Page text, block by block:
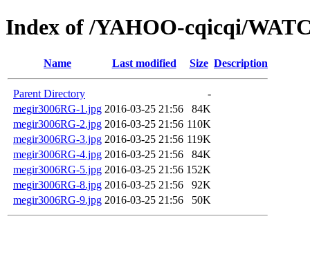
Index of /YAHOO-cqicqi/
Name Last modified Size Description
Parent Directory
-
megir3006RG-1.jpg 2016-03-25 21:56
84K
megir3006RG-2.jpg 2016-03-25 21:56 110K
megir3006RG-3.jpg 2016-03-25 21:56 119K
megir3006RG-4.jpg 2016-03-25 21:56
84K
megir3006RG-5.jpg 2016-03-25 21:56 152K
megir3006RG-8.jpg 2016-03-25 21:56
92K
megir3006RG-9.jpg 2016-03-25 21:56 50K